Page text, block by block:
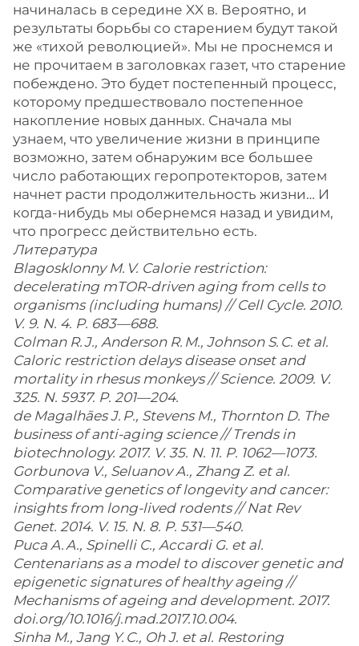
начиналась в середине XX в. Вероятно, и
результаты борьбы со старением будут такой
же «тихой революцией». Мы не проснемся и
не прочитаем в заголовках газет, что старение
побеждено. Это будет постепенный процесс,
которому предшествовало постепенное
накопление новых данных. Сначала мы
узнаем, что увеличение жизни в принципе
возможно, затем обнаружим все большее
число работающих геропротекторов, затем
начнет расти продолжительность жизни… И
когда-нибудь мы обернемся назад и увидим,
что прогресс действительно есть.
Литература
Blagosklonny M. V. Calorie restriction:
decelerating mTOR-driven aging from cells to
organisms (including humans) // Cell Cycle. 2010.
V. 9. N. 4. P. 683—688.
Colman R. J., Anderson R. M., Johnson S. C. et al.
Caloric restriction delays disease onset and
mortality in rhesus monkeys // Science. 2009. V.
325. N. 5937. P. 201—204.
de Magalhães J. P., Stevens M., Thornton D. The
business of anti-aging science // Trends in
biotechnology. 2017. V. 35. N. 11. P. 1062—1073.
Gorbunova V., Seluanov A., Zhang Z. et al.
Comparative genetics of longevity and cancer:
insights from long-lived rodents // Nat Rev
Genet. 2014. V. 15. N. 8. P. 531—540.
Puca A. A., Spinelli C., Accardi G. et al.
Centenarians as a model to discover genetic and
epigenetic signatures of healthy ageing //
Mechanisms of ageing and development. 2017.
doi.org/10.1016/j.mad.2017.10.004.
Sinha M., Jang Y. C., Oh J. et al. Restoring